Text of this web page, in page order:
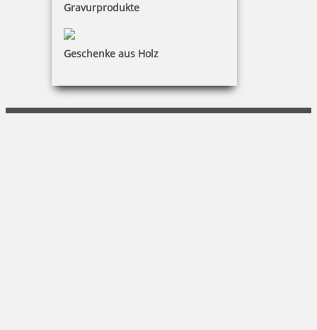
Gravurprodukte
Geschenke aus Holz
KONTAKT
SBP Potsdam GmbH
0171 - 287 86 43